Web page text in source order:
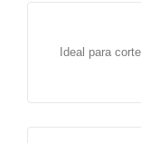
Ideal para